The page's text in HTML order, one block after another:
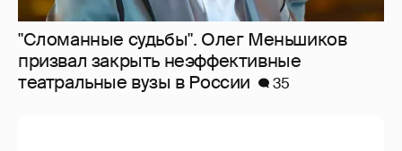
"Сломанные судьбы". Олег Меньшиков
призвал закрыть неэффективные
театральные вузы в России
35